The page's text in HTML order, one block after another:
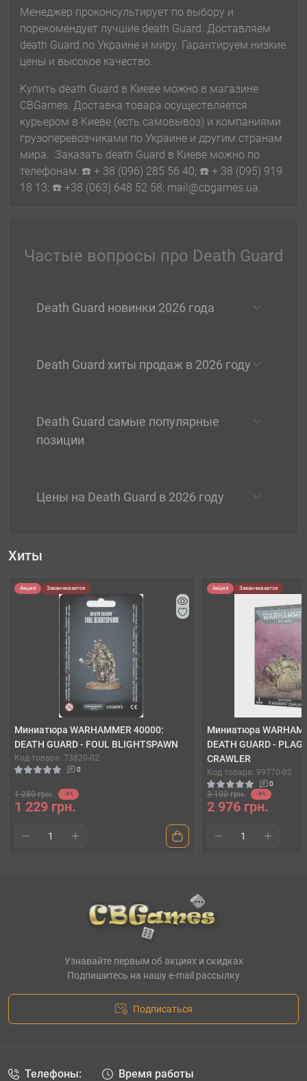
Менеджер проконсультирует по выбору и
порекомендует лучшие death Guard. Доставляем
death Guard по Украине и миру. Гарантируем низкие
цены и высокое качество.
Купить death Guard в Киеве можно в магазине
CBGames. Доставка товара осуществляется
курьером в Киеве (есть самовывоз) и компаниями
грузоперевозчиками по Украине и другим странам
мира. Заказать death Guard в Киеве можно по
телефонам: ☎️ + 38 (096) 285 56 40; ☎️ + 38 (095) 919
18 13; ☎️ +38 (063) 648 52 58; mail@cbgames.ua.
Частые вопросы про Death Guard
Death Guard новинки 2026 года
Death Guard хиты продаж в 2026 году
Death Guard самые популярные
позиции
Цены на Death Guard в 2026 году
Хиты
Акция Заканчивается
Миниатюра WARHAMMER 40000:
DEATH GUARD - FOUL BLIGHTSPAWN
Код товара: 73820-02
0
1 280 грн. -4%
1 229 грн.
Акция Заканчивается
Миниатюра
DEATH GUARD -
CRAWLER
Код товара: 99770-02
0
3 100 грн. -4%
2 976 грн.
Узнавайте первым об акциях и скидках
Подпишитесь на нашу e-mail рассылку
Подписаться
Телефоны: Время работы